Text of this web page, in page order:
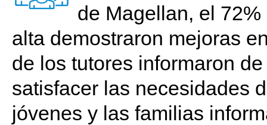
de Magellan, el
alta demostraron mejoras
de los tutores informaron
satisfacer las necesidades
jóvenes y las familias